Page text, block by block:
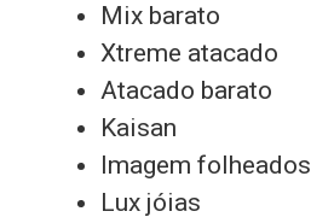
Mix barato
Xtreme atacado
Atacado barato
Kaisan
Imagem folheados
Lux jóias